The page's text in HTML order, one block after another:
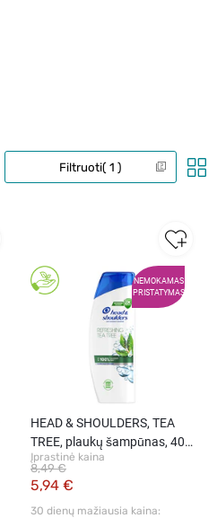
Filtruoti 1
NEMOKAMAS
PRISTATYMAS
HEAD & SHOULDERS, TEA
TREE, plaukų šampūnas, 400
ml.
Įprastinė kaina
5,94 €
8,49 €
30 dienų mažiausia kaina: